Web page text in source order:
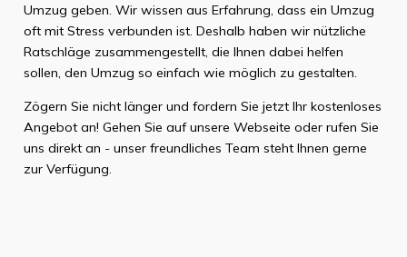
Umzug geben. Wir wissen aus Erfahrung, dass ein Umzug
oft mit Stress verbunden ist. Deshalb haben wir nützliche
Ratschläge zusammengestellt, die Ihnen dabei helfen
sollen, den Umzug so einfach wie möglich zu gestalten.
Zögern Sie nicht länger und fordern Sie jetzt Ihr kostenloses
Angebot an! Gehen Sie auf unsere Webseite oder rufen Sie
uns direkt an - unser freundliches Team steht Ihnen gerne
zur Verfügung.